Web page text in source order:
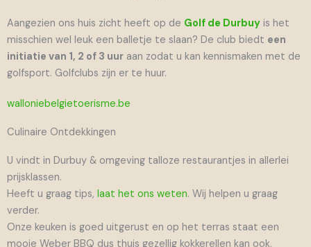
Aangezien ons huis zicht heeft op de Golf de Durbuy is het
misschien wel leuk een balletje te slaan? De club biedt een
initiatie van 1, 2 of 3 uur aan zodat u kan kennismaken met de
golfsport. Golfclubs zijn er te huur.
walloniebelgietoerisme.be
Culinaire Ontdekkingen
U vindt in Durbuy & omgeving talloze restaurantjes in allerlei
prijsklassen.
Heeft u graag tips, laat het ons weten. Wij helpen u graag
verder.
Onze keuken is goed uitgerust en op het terras staat een
mooie Weber BBQ dus thuis gezellig kokkerellen kan ook.